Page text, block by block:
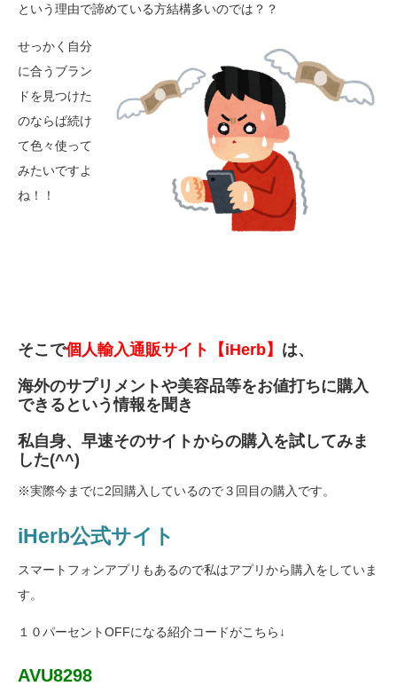
という理由で諦めている方結構多いのでは？？
せっかく自分
に合うブラン
ドを見つけた
のならば続け
て色々使って
みたいですよ
ね！！
そこで個人輸入通販サイト【iHerb】 は、
海外のサプリメントや美容品等をお値打ちに購入
できるという情報を聞き
私自身、早速そのサイトからの購入を試してみま
した(^^)
※実際今までに2回購入しているので３回目の購入です。
iHerb公式サイト
スマートフォンアプリもあるので私はアプリから購入をしていま
す。
１０パーセントOFFになる紹介コードがこちら↓
AVU8298